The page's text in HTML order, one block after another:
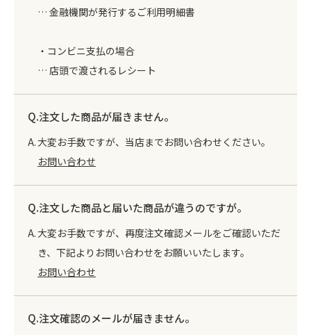
… 金融機関が発行するご利用明細書
・コンビニ支払の場合
… 店頭で渡されるレシート
注文した商品が届きません。
大変お手数ですが、当店までお問い合わせください。
お問い合わせ
注文した商品と届いた商品が違うのですが。
大変お手数ですが、再度注文確認メールをご確認いただ
き、下記よりお問い合わせをお願いいたします。
お問い合わせ
注文確認のメールが届きません。